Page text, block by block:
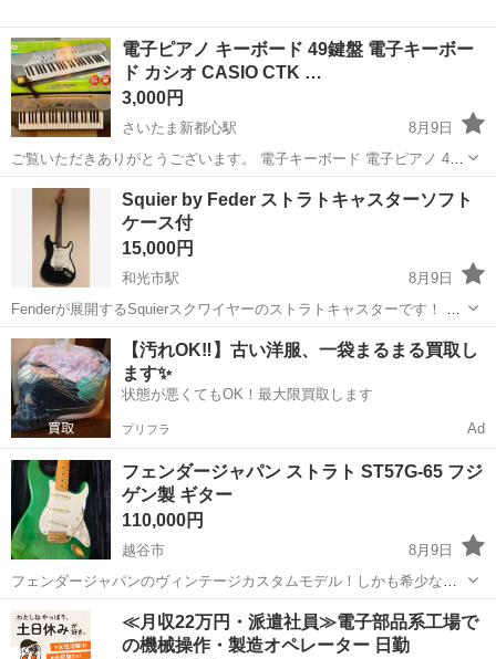
電子ピアノ キーボード 49鍵盤 電子キーボー
ド カシオ CASIO CTK …
3,000円
さいたま新都心駅
8月9日
ご覧いただきありがとうございます。 電子キーボード 電子ピアノ 49
鍵 内蔵スピーカー CASIO CTK-230キーボード LCDディスプレイ搭載
稼働品 動作確認済み になります。 この度、88鍵のキーボードに買い
埼玉 さいたま市 さいたま新都心駅 鍵盤楽器、ピアノ
Squier by Feder ストラトキャスターソフト
ケース付
15,000円
和光市駅
8月9日
Fenderが展開するSquierスクワイヤーのストラトキャスターです！ ネ
ック：ストレート（曲がってません。） フレット：9割ほど。12フレ
ット残り1.2mm トラスロッド：余裕あり 電装系：異常なし。問題なく
音が...
埼玉 和光市 和光市駅 弦楽器、ギター Squier
【汚れOK‼️】古い洋服、一袋まるまる買取し
ます✨
状態が悪くてもOK！最大限買取します
プリフラ Ad
フェンダージャパン ストラト ST57G-65 フジ
ゲン製 ギター
110,000円
越谷市
8月9日
フェンダージャパンのヴィンテージカスタムモデル！しかも希少なグ
リーン！ Fender Japan ST57G-65 カスタムエディション チャコール
グリーン 限定生産のカスタムエディション、1993年製フジゲン期のス
トラト...
埼玉 越谷市 弦楽器、ギター
≪月収22万円・派遣社員≫電子部品系工場で
の機械操作・製造オペレーター 日勤